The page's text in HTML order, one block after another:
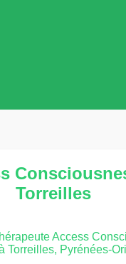
Torreilles
Access
Torreilles, Pyrénées-